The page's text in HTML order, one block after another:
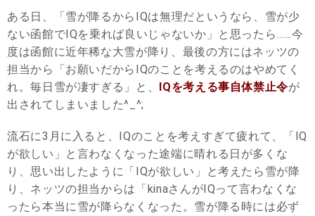
ある日、「雪が降るからIQは無理だというなら、雪が少
ない函館でIQを乗れば良いじゃないか」と思ったら……今
度は函館に近年稀な大雪が降り、最後の方にはネッツの
担当から「お願いだからIQのことを考えるのはやめてく
れ。毎日雪が凄すぎる」と、 IQを考える事自体禁止令が
出されてしまいました^_^;
流石に3月に入ると、IQのことを考えすぎて疲れて、「IQ
が欲しい」と言わなくなった途端に晴れる日が多くな
り、思い出したように「IQが欲しい」と考えたら雪が降
り、ネッツの担当からは「kinaさんがIQって言わなくな
ったら本当に雪が降らなくなった。雪が降る時には必ず